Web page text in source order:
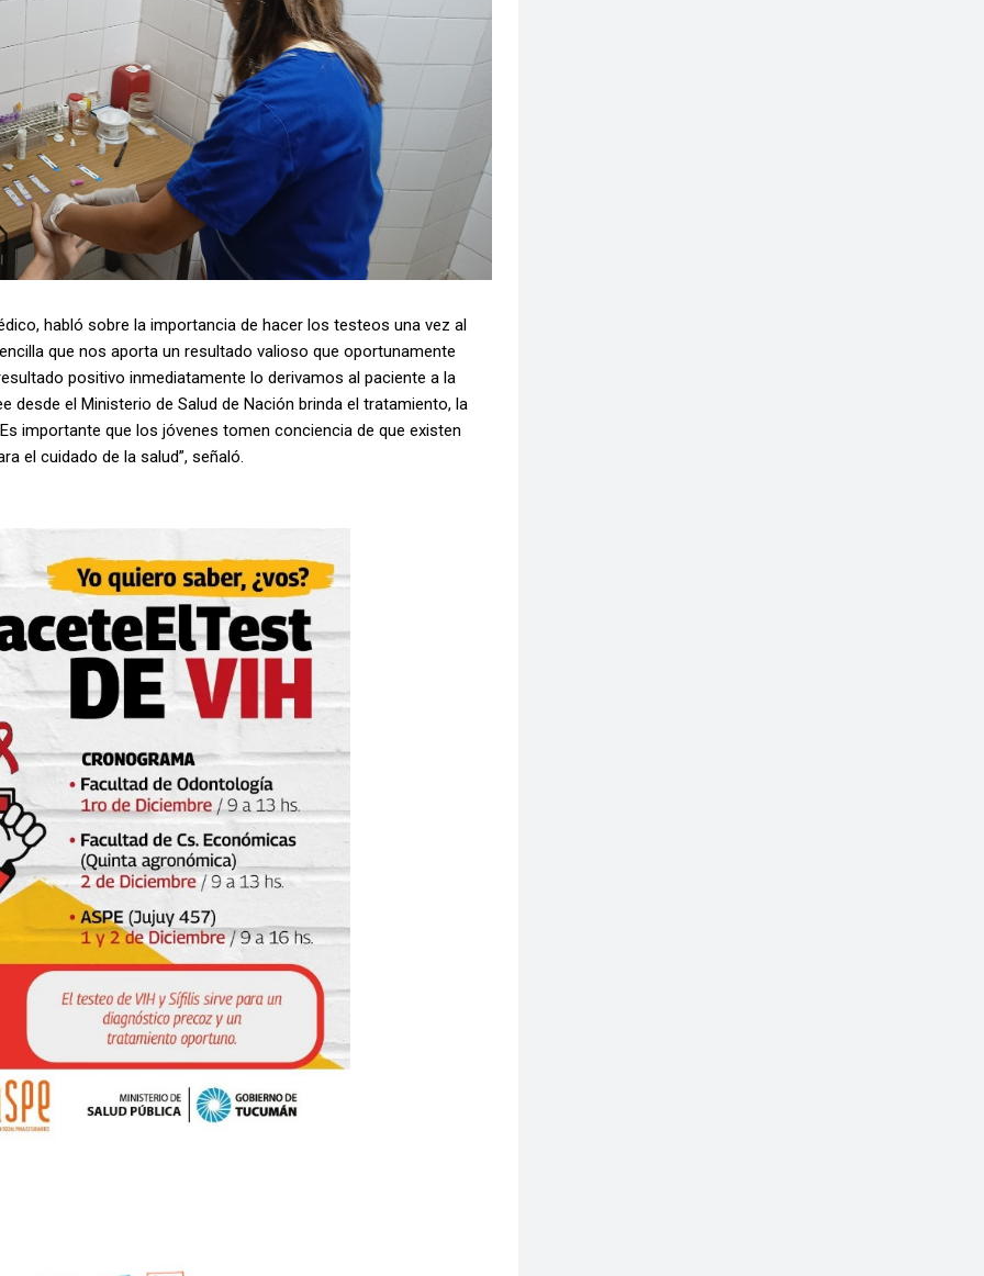
habló sobre la importancia de hacer los testeos una vez al
que nos aporta un resultado valioso que oportunamente
positivo inmediatamente lo derivamos al paciente a la
desde el Ministerio de Salud de Nación brinda el tratamiento, la
importante que los jóvenes tomen conciencia de que existen
el cuidado de la salud”, señaló.